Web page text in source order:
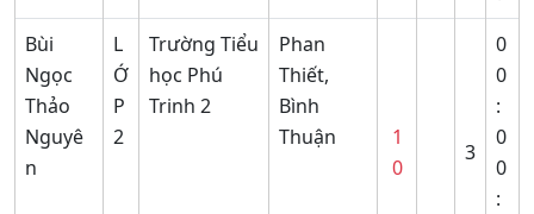
Bùi
Ngọc
Thảo
Nguyê
n
L
Ớ
P
2
Trường Tiểu
học Phú
Trinh 2
Phan
Thiết,
Bình
Thuận
1
0
3
0
0
:
0
0
: